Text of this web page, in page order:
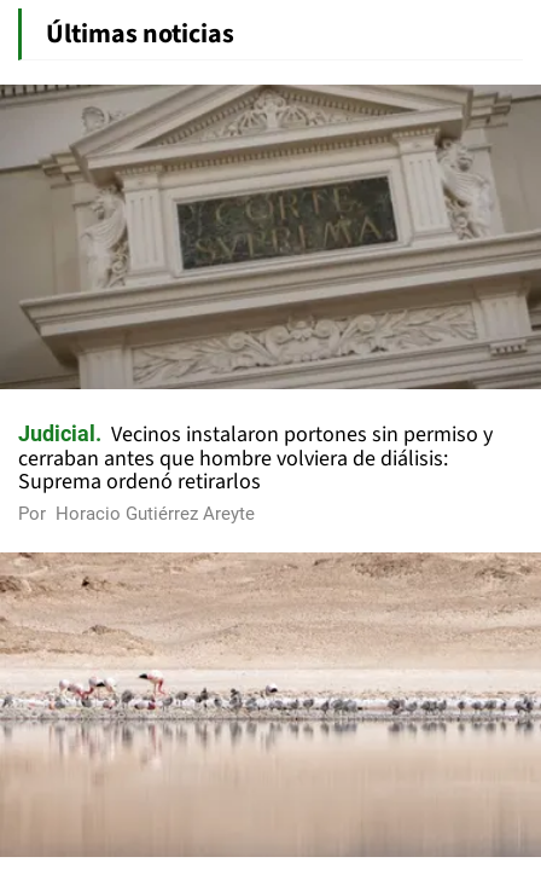
Últimas noticias
Judicial
Vecinos instalaron portones sin permiso y
cerraban antes que hombre volviera de diálisis:
Suprema ordenó retirarlos
Por Horacio Gutiérrez Areyte